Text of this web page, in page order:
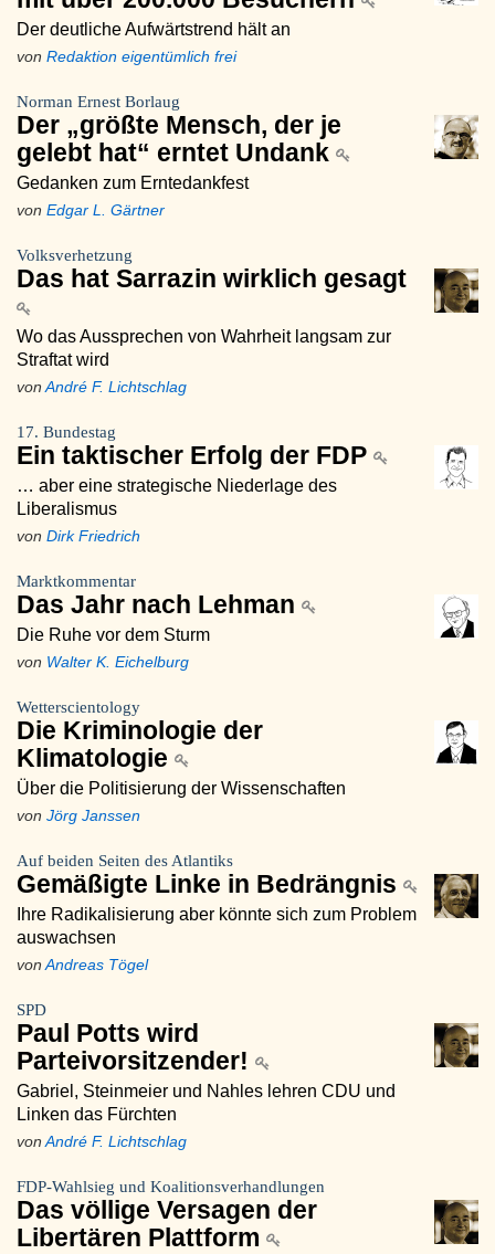
Der deutliche Aufwärtstrend hält an
von Redaktion eigentümlich frei
Norman Ernest Borlaug
Der „größte Mensch, der je
gelebt hat“ erntet Undank
Gedanken zum Erntedankfest
von Edgar L. Gärtner
Volksverhetzung
Das hat Sarrazin wirklich gesagt
Wo das Aussprechen von Wahrheit langsam zur
Straftat wird
von André F. Lichtschlag
17. Bundestag
Ein taktischer Erfolg der FDP
… aber eine strategische Niederlage des
Liberalismus
von Dirk Friedrich
Marktkommentar
Das Jahr nach Lehman
Die Ruhe vor dem Sturm
von Walter K. Eichelburg
Wetterscientology
Die Kriminologie der
Klimatologie
Über die Politisierung der Wissenschaften
von Jörg Janssen
Auf beiden Seiten des Atlantiks
Gemäßigte Linke in Bedrängnis
Ihre Radikalisierung aber könnte sich zum Problem
auswachsen
von Andreas Tögel
SPD
Paul Potts wird
Parteivorsitzender!
Gabriel, Steinmeier und Nahles lehren CDU und
Linken das Fürchten
von André F. Lichtschlag
FDP-Wahlsieg und Koalitionsverhandlungen
Das völlige Versagen der
Libertären Plattform